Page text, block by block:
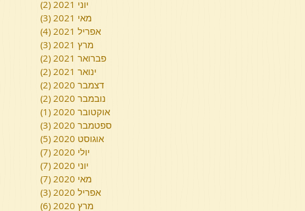
יוני 2021
(2)
מאי 2021
(3)
אפריל 2021
(4)
מרץ 2021
(3)
פברואר 2021
(2)
ינואר 2021
(2)
דצמבר 2020
(2)
נובמבר 2020
(2)
אוקטובר 2020
(1)
ספטמבר 2020
(3)
אוגוסט 2020
(5)
יולי 2020
(7)
יוני 2020
(7)
מאי 2020
(7)
אפריל 2020
(3)
מרץ 2020
(6)